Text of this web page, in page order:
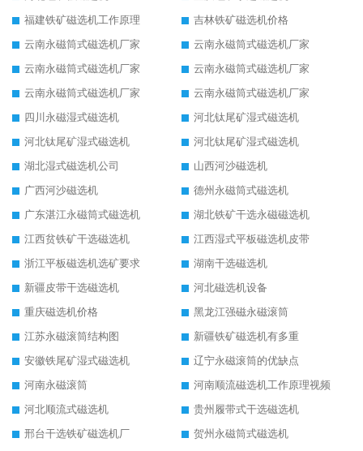
福建铁矿磁选机工作原理
吉林铁矿磁选机价格
云南永磁筒式磁选机厂家
云南永磁筒式磁选机厂家
云南永磁筒式磁选机厂家
云南永磁筒式磁选机厂家
云南永磁筒式磁选机厂家
云南永磁筒式磁选机厂家
四川永磁湿式磁选机
河北钛尾矿湿式磁选机
河北钛尾矿湿式磁选机
河北钛尾矿湿式磁选机
湖北湿式磁选机公司
山西河沙磁选机
广西河沙磁选机
德州永磁筒式磁选机
广东湛江永磁筒式磁选机
湖北铁矿干选永磁磁选机
江西贫铁矿干选磁选机
江西湿式平板磁选机皮带
浙江平板磁选机选矿要求
湖南干选磁选机
新疆皮带干选磁选机
河北磁选机设备
重庆磁选机价格
黑龙江强磁永磁滚筒
江苏永磁滚筒结构图
新疆铁矿磁选机有多重
安徽铁尾矿湿式磁选机
辽宁永磁滚筒的优缺点
河南永磁滚筒
河南顺流磁选机工作原理视频
河北顺流式磁选机
贵州履带式干选磁选机
邢台干选铁矿磁选机厂
贺州永磁筒式磁选机